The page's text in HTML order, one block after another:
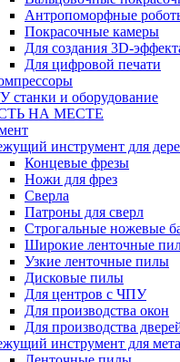
Антропоморфные
Покрасочные камеры
Для создания 3D-
Для цифровой печати
станки и оборудование
НА МЕСТЕ
инструмент для
Концевые фрезы
Ножи для фрез
Сверла
Патроны для сверл
Строгальные ножевые
Широкие ленточные
Узкие ленточные пилы
Дисковые пилы
Для центров с ЧПУ
Для производства окон
Для производства
инструмент для